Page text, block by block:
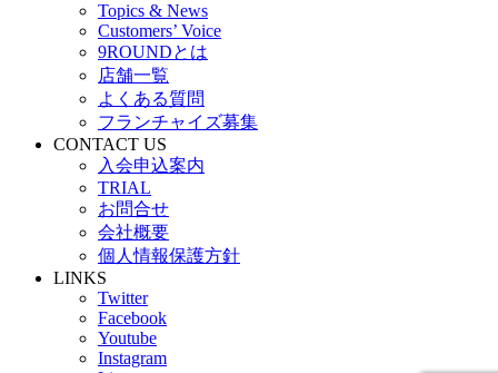
Topics & News
Customers’ Voice
9ROUNDとは
店舗一覧
よくある質問
フランチャイズ募集
CONTACT US
入会申込案内
TRIAL
お問合せ
会社概要
個人情報保護方針
LINKS
Twitter
Facebook
Youtube
Instagram